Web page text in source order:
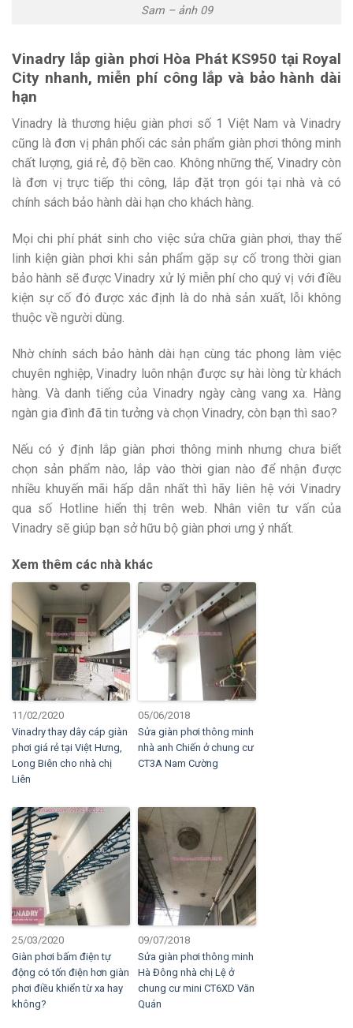
Sam – ảnh 09
Vinadry lắp giàn phơi Hòa Phát KS950 tại Royal
City nhanh, miễn phí công lắp và bảo hành dài
hạn
Vinadry là thương hiệu giàn phơi số 1 Việt Nam và Vinadry
cũng là đơn vị phân phối các sản phẩm giàn phơi thông minh
chất lượng, giá rẻ, độ bền cao. Không những thế, Vinadry còn
là đơn vị trực tiếp thi công, lắp đặt trọn gói tại nhà và có
chính sách bảo hành dài hạn cho khách hàng.
Mọi chi phí phát sinh cho việc sửa chữa giàn phơi, thay thế
linh kiện giàn phơi khi sản phẩm gặp sự cố trong thời gian
bảo hành sẽ được Vinadry xử lý miễn phí cho quý vị với điều
kiện sự cố đó được xác định là do nhà sản xuất, lỗi không
thuộc về người dùng.
Nhờ chính sách bảo hành dài hạn cùng tác phong làm việc
chuyên nghiệp, Vinadry luôn nhận được sự hài lòng từ khách
hàng. Và danh tiếng của Vinadry ngày càng vang xa. Hàng
ngàn gia đình đã tin tưởng và chọn Vinadry, còn bạn thì sao?
Nếu có ý định lắp giàn phơi thông minh nhưng chưa biết
chọn sản phẩm nào, lắp vào thời gian nào để nhận được
nhiều khuyến mãi hấp dẫn nhất thì hãy liên hệ với Vinadry
qua số Hotline hiển thị trên web. Nhân viên tư vấn của
Vinadry sẽ giúp bạn sở hữu bộ giàn phơi ưng ý nhất.
Xem thêm các nhà khác
11/02/2020
Vinadry thay dây cáp giàn
phơi giá rẻ tại Việt Hưng,
Long Biên cho nhà chị
Liên
05/06/2018
Sửa giàn phơi thông minh
nhà anh Chiến ở chung cư
CT3A Nam Cường
25/03/2020
Giàn phơi bấm điện tự
động có tốn điện hơn giàn
phơi điều khiển từ xa hay
không?
09/07/2018
Sửa giàn phơi thông minh
Hà Đông nhà chị Lệ ở
chung cư mini CT6XD Văn
Quán